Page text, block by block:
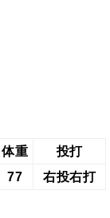
体重
投打
77 右投右打